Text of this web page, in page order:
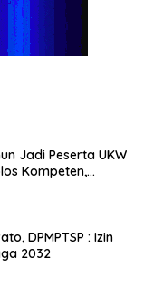
Jadi Peserta UKW
Kompeten,
DPMPTSP : Izin
2032